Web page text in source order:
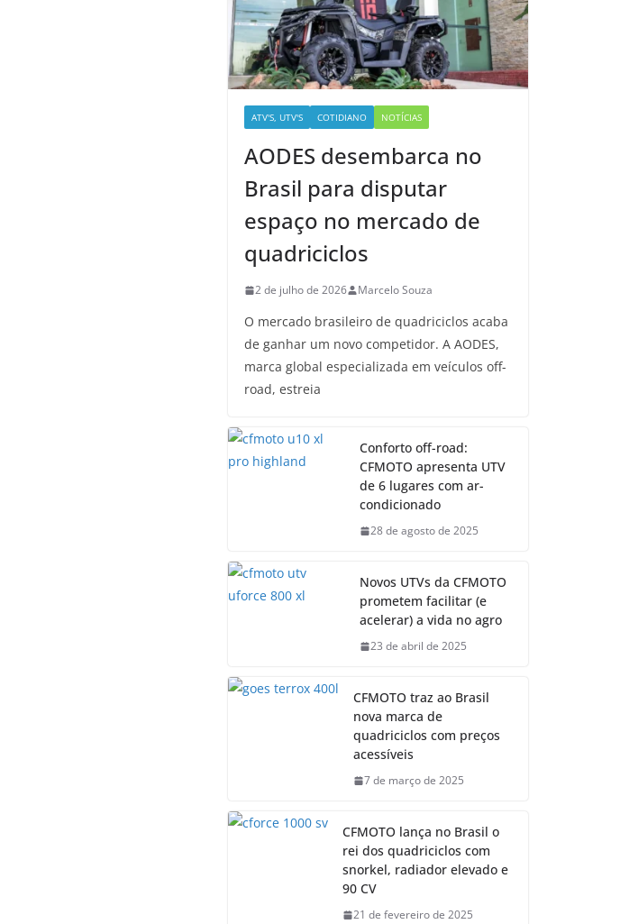
ATV'S, UTV'S COTIDIANO NOTÍCIAS
AODES desembarca no
Brasil para disputar
espaço no mercado de
quadriciclos
2 de julho de 2026 Marcelo Souza
O mercado brasileiro de quadriciclos acaba
de ganhar um novo competidor. A AODES,
marca global especializada em veículos off-
road, estreia
Conforto off-road:
CFMOTO apresenta UTV
de 6 lugares com ar-
condicionado
28 de agosto de 2025
Novos UTVs da CFMOTO
prometem facilitar (e
acelerar) a vida no agro
23 de abril de 2025
CFMOTO traz ao Brasil
nova marca de
quadriciclos com preços
acessíveis
7 de março de 2025
CFMOTO lança no Brasil o
rei dos quadriciclos com
snorkel, radiador elevado e
90 CV
21 de fevereiro de 2025